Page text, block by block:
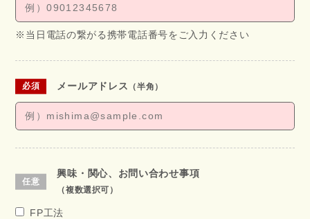
※当日電話の繋がる携帯電話番号をご入力ください
メールアドレス （半角）
興味・関心、お問い合わせ事項
（複数選択可）
FP工法